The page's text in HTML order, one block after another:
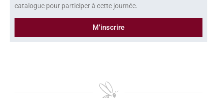
catalogue pour participer à cette journée.
M'inscrire